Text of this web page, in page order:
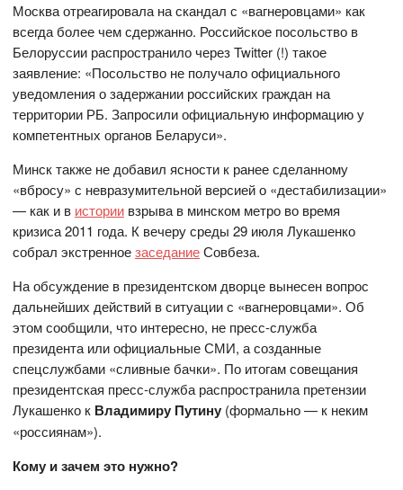
Москва отреагировала на скандал с «вагнеровцами» как
всегда более чем сдержанно. Российское посольство в
Белоруссии распространило через Twitter (!) такое
заявление: «Посольство не получало официального
уведомления о задержании российских граждан на
территории РБ. Запросили официальную информацию у
компетентных органов Беларуси».
Минск также не добавил ясности к ранее сделанному
«вбросу» с невразумительной версией о «дестабилизации»
— как и в истории взрыва в минском метро во время
кризиса 2011 года. К вечеру среды 29 июля Лукашенко
собрал экстренноезаседаниеСовбеза.
На обсуждение в президентском дворце вынесен вопрос
дальнейших действий в ситуации с «вагнеровцами». Об
этом сообщили, что интересно, не пресс-служба
президента или официальные СМИ, а созданные
спецслужбами «сливные бачки». По итогам совещания
президентская пресс-служба распространила претензии
Лукашенко к Владимиру Путину (формально — к неким
«россиянам»).
Кому и зачем это нужно?